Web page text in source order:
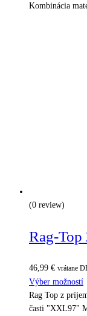
Kombinácia
(0 review)
Rag-Top
46,99 € vrátane
Výber možností
Rag Top z
časti "XXL97"